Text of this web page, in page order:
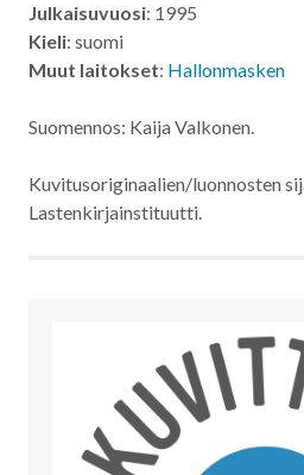
Julkaisuvuosi: 1995
Kieli: suomi
Muut laitokset: Hallonmasken
Suomennos: Kaija Valkonen.
Kuvitusoriginaalien/luonnosten
Lastenkirjainstituutti.